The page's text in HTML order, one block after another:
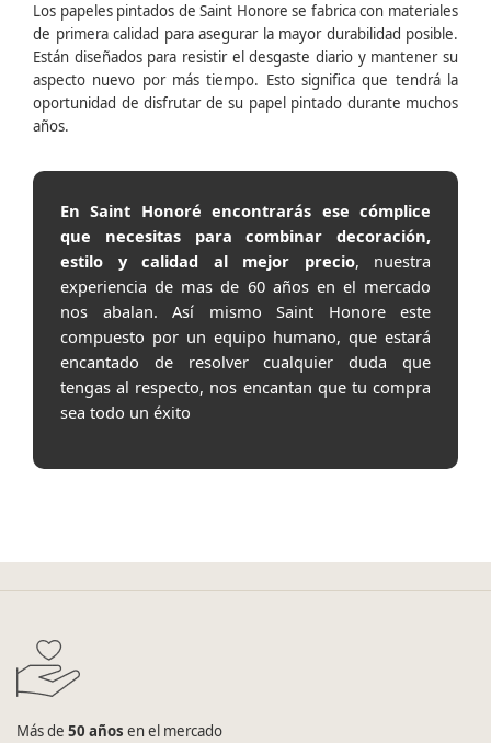
Los papeles pintados de Saint Honore se fabrica con materiales
de primera calidad para asegurar la mayor durabilidad posible.
Están diseñados para resistir el desgaste diario y mantener su
aspecto nuevo por más tiempo. Esto significa que tendrá la
oportunidad de disfrutar de su papel pintado durante muchos
años.
En Saint Honoré encontrarás ese cómplice
que necesitas para combinar decoración,
estilo y calidad al mejor precio, nuestra
experiencia de mas de 60 años en el mercado
nos abalan. Así mismo Saint Honore este
compuesto por un equipo humano, que estará
encantado de resolver cualquier duda que
tengas al respecto, nos encantan que tu compra
sea todo un éxito
Más de 50 años en el mercado